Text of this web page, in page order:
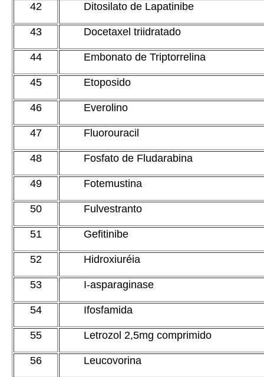
42 Ditosilato de Lapatinibe
43 Docetaxel triidratado
44 Embonato de Triptorrelina
45 Etoposido
46 Everolino
47 Fluorouracil
48 Fosfato de Fludarabina
49 Fotemustina
50 Fulvestranto
51 Gefitinibe
52 Hidroxiuréia
53 I-asparaginase
54 Ifosfamida
55 Letrozol 2,5mg comprimido
56 Leucovorina